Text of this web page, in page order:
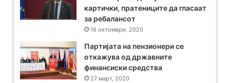
картички, пратениците да гласаат
за ребалансот
16 октомври, 2020
Партијата на пензионери се
откажува од државните
финансиски средства
27 март, 2020